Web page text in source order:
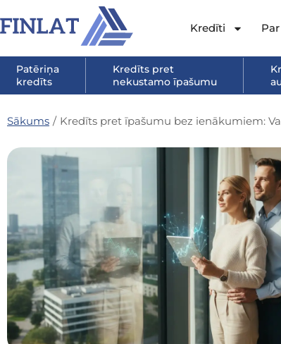
Kredīti
Patēriņa
kredīts
Kredīts pret
nekustamo īpašumu
Sākums / Kredīts pret īpašumu bez ienākumiem: